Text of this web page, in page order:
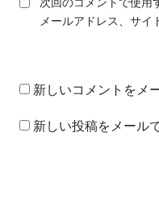
メールアドレス、サイ
新しいコメントをメ
新しい投稿をメール